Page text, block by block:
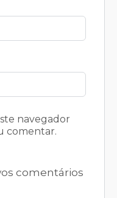
navegador
comentar.
comentários